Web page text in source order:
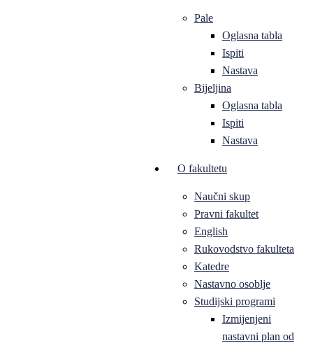
Pale
Oglasna tabla
Ispiti
Nastava
Bijeljina
Oglasna tabla
Ispiti
Nastava
O fakultetu
Naučni skup
Pravni fakultet
English
Rukovodstvo fakulteta
Katedre
Nastavno osoblje
Studijski programi
Izmijenjeni
nastavni plan od